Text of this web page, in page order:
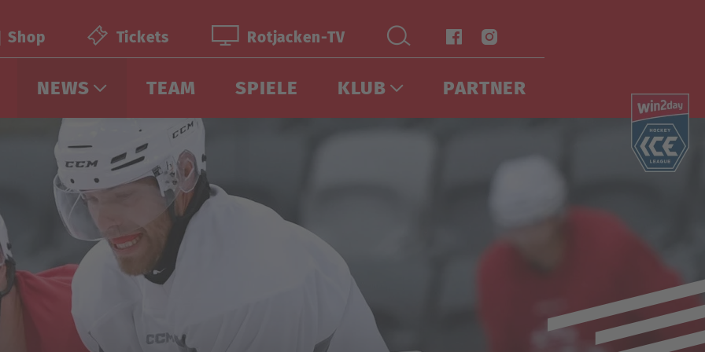
Shop Tickets Rotjacken-TV
NEWS TEAM SPIELE KLUB PARTNER